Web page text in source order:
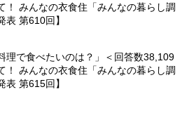
！ みんなの衣食住「みんなの暮らし調
表 第610回】
理で食べたいのは？」＜回答数38,109
！ みんなの衣食住「みんなの暮らし調
表 第615回】